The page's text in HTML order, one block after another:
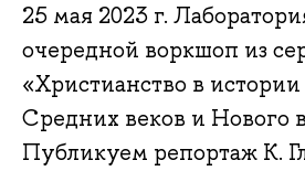
25 мая 2023 г.
очередной воркшоп из
«Христианство в
Средних веков и Нового
Публикуем репортаж К.